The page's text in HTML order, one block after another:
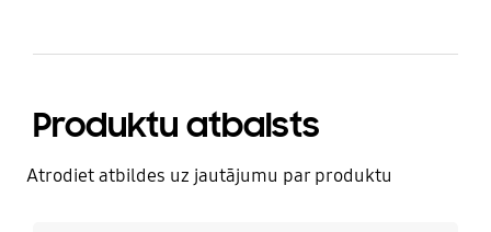
Produktu atbalsts
Atrodiet atbildes uz jautājumu par produktu